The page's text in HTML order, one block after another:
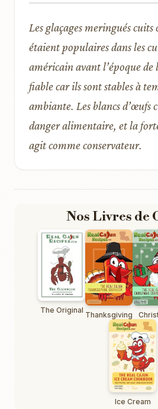
Les glaçages meringués
étaient populaires dans les
américain avant l’époque
fiable car ils sont stables à
ambiante. Les blancs d’œufs
danger alimentaire, et la
agit comme conservateur.
Nos Livres de
The Original Thanksgiving
Ice Cream